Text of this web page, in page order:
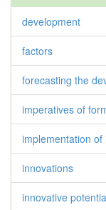
development
factors
forecasting the
imperatives of
implementation of
innovations
innovative